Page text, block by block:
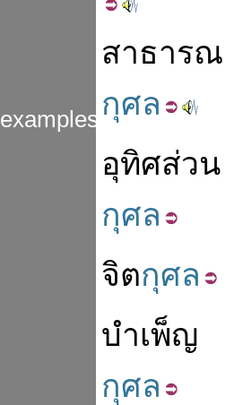
examples
สาธารณ
กุศล
อุทิศส่วน
กุศล
จิตกุศล
บำเพ็ญ
กุศล